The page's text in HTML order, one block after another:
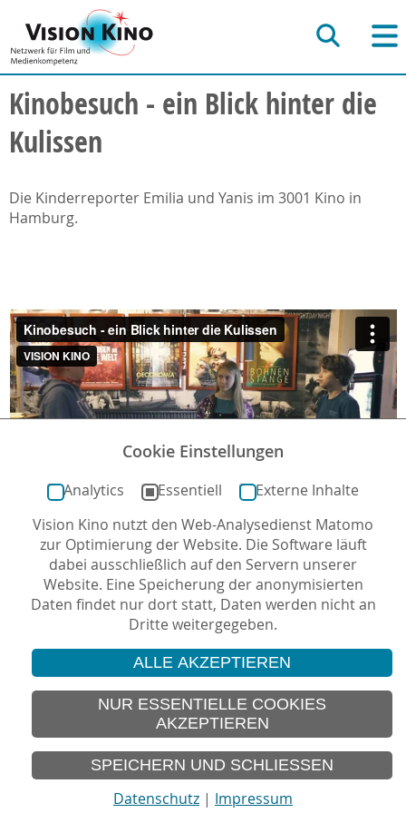
Kinobesuch - ein Blick hinter die
Kulissen
Die Kinderreporter Emilia und Yanis im 3001 Kino in
Hamburg.
© 2026 Vision Kino
IMPRESSUM
SITEMAP
DATENSCHUTZ
Cookie Einstellungen
Analytics Essentiell
Externe Inhalte
Vision Kino nutzt den Web-Analysedienst Matomo
zur Optimierung der Website. Die Software läuft
dabei ausschließlich auf den Servern unserer
Website. Eine Speicherung der anonymisierten
Daten findet nur dort statt, Daten werden nicht an
Dritte weitergegeben.
ALLE AKZEPTIEREN
NUR ESSENTIELLE COOKIES
AKZEPTIEREN
SPEICHERN UND SCHLIESSEN
Datenschutz | Impressum